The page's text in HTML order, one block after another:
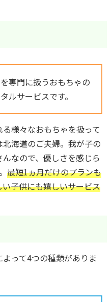
専門に扱うおもちゃの
ルサービスです。
様々なおもちゃを扱って
海道のご夫婦。我が子の
なので、優しさを感じら
最短1ヵ月だけのプランも
子供にも嬉しいサービス
って4つの種類がありま